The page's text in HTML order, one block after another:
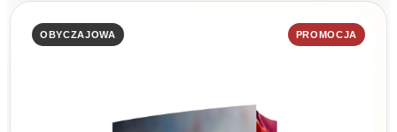
OBYCZAJOWA PROMOCJA